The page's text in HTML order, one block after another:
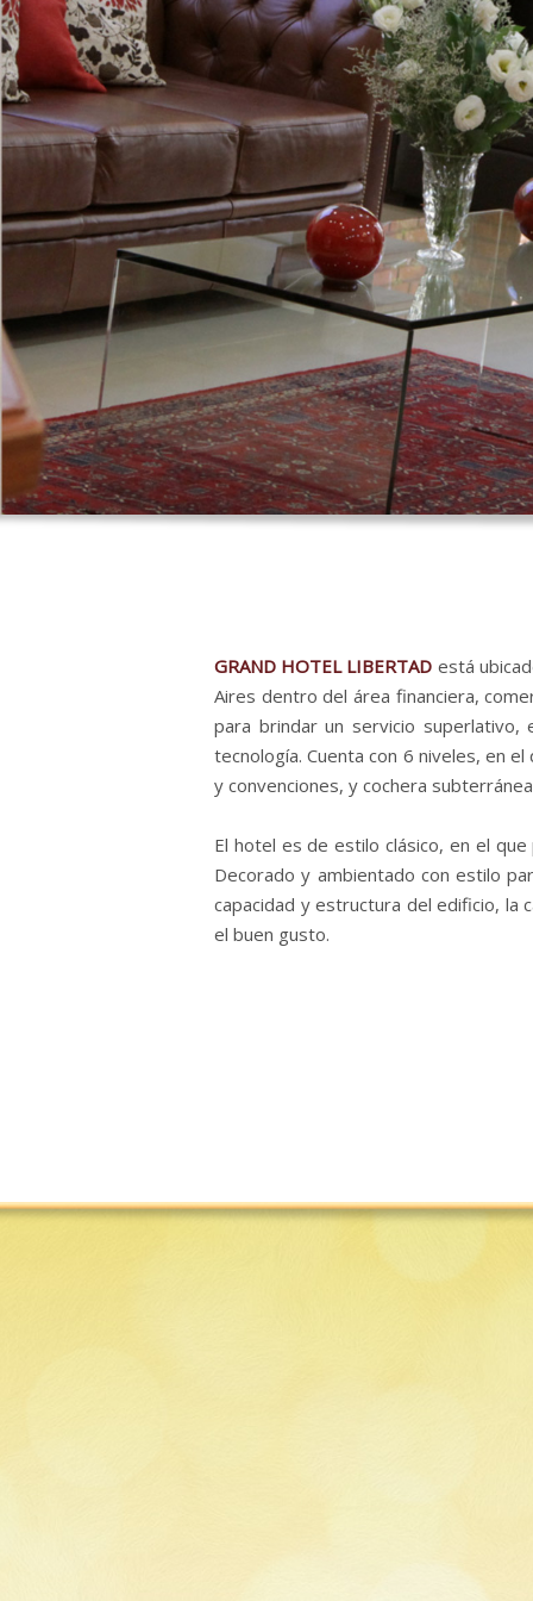
GRAND HOTEL LIBERTAD está
Aires dentro del área financiera,
para brindar un servicio
tecnología. Cuenta con 6 niveles, en
y convenciones, y cochera
El hotel es de estilo clásico, en el
Decorado y ambientado con estilo
capacidad y estructura del edificio, la
el buen gusto.